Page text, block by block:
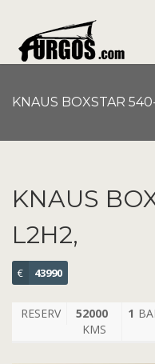
KNAUS BOXSTAR
KNAUS
L2H2,
€ 43990
RESERV
52000
KMS
1